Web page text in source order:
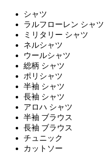
シャツ
ラルフローレン シャツ
ミリタリー シャツ
ネルシャツ
ウールシャツ
総柄 シャツ
ポリシャツ
半袖 シャツ
長袖 シャツ
アロハ シャツ
半袖 ブラウス
長袖 ブラウス
チュニック
カットソー